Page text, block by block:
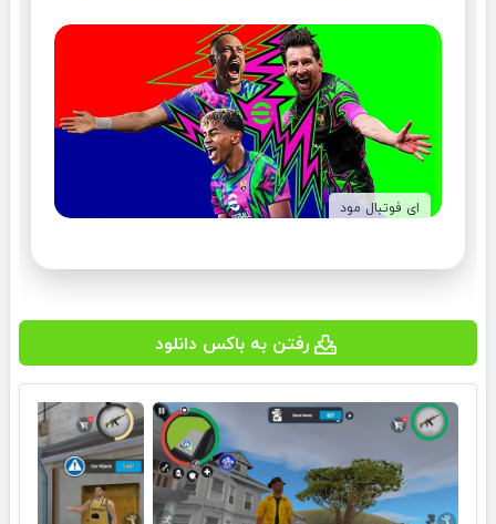
ای فوتبال مود
رفتن به باکس دانلود